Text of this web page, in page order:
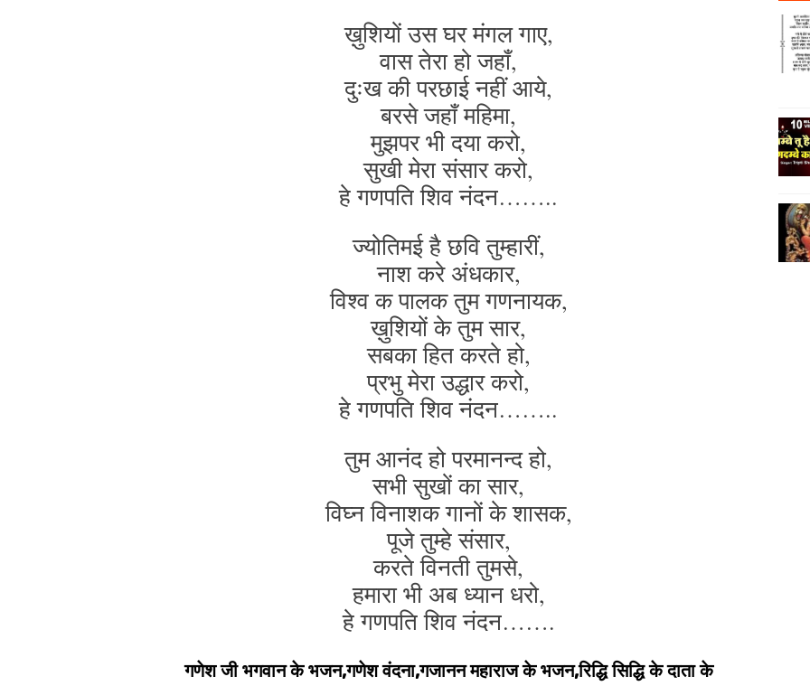
ख़ुशियों उस घर मंगल गाए,
वास तेरा हो जहाँ,
दुःख की परछाई नहीं आये,
बरसे जहाँ महिमा,
मुझपर भी दया करो,
सुखी मेरा संसार करो,
हे गणपति शिव नंदन……..
ज्योतिमई है छवि तुम्हारीं,
नाश करे अंधकार,
विश्व क पालक तुम गणनायक,
ख़ुशियों के तुम सार,
सबका हित करते हो,
प्रभु मेरा उद्धार करो,
हे गणपति शिव नंदन……..
तुम आनंद हो परमानन्द हो,
सभी सुखों का सार,
विघ्न विनाशक गानों के शासक,
पूजे तुम्हे संसार,
करते विनती तुमसे,
हमारा भी अब ध्यान धरो,
हे गणपति शिव नंदन…….
गणेश जी भगवान के भजन,गणेश वंदना,गजानन महाराज के भजन,रिद्धि सिद्धि के दाता के